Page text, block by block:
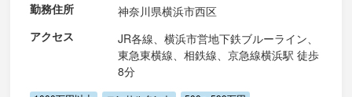
勤務住所
神奈川県横浜市西区
アクセス
JR各線、横浜市営地下鉄ブルーライン、
東急東横線、相鉄線、京急線横浜駅 徒歩
8分